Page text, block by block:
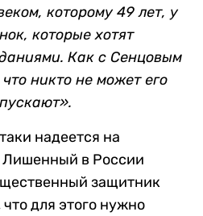
которому 49 лет, у
которые хотят
Как с Сенцовым
никто не может его
надеется на
в России
защитник
для этого нужно